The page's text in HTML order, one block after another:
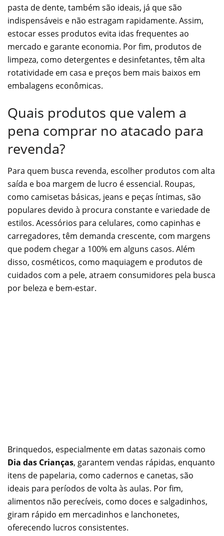
pasta de dente, também são ideais, já que são
indispensáveis e não estragam rapidamente. Assim,
estocar esses produtos evita idas frequentes ao
mercado e garante economia. Por fim, produtos de
limpeza, como detergentes e desinfetantes, têm alta
rotatividade em casa e preços bem mais baixos em
embalagens econômicas.
Quais produtos que valem a
pena comprar no atacado para
revenda?
Para quem busca revenda, escolher produtos com alta
saída e boa margem de lucro é essencial. Roupas,
como camisetas básicas, jeans e peças íntimas, são
populares devido à procura constante e variedade de
estilos. Acessórios para celulares, como capinhas e
carregadores, têm demanda crescente, com margens
que podem chegar a 100% em alguns casos. Além
disso, cosméticos, como maquiagem e produtos de
cuidados com a pele, atraem consumidores pela busca
por beleza e bem-estar.
Brinquedos, especialmente em datas sazonais como
Dia das Crianças, garantem vendas rápidas, enquanto
itens de papelaria, como cadernos e canetas, são
ideais para períodos de volta às aulas. Por fim,
alimentos não perecíveis, como doces e salgadinhos,
giram rápido em mercadinhos e lanchonetes,
oferecendo lucros consistentes.